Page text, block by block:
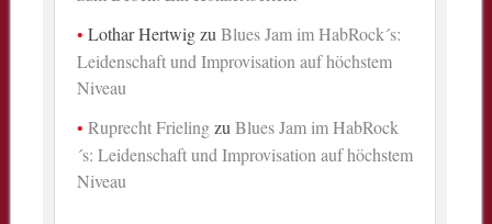
Lothar HertwigzuBlues Jam im HabRock´s:
Leidenschaft und Improvisation auf höchstem
Niveau
Ruprecht FrielingzuBlues Jam im HabRock
´s: Leidenschaft und Improvisation auf höchstem
Niveau